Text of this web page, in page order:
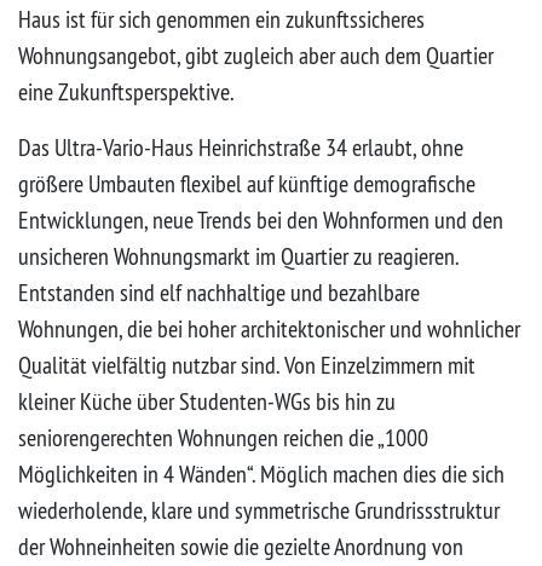
Haus ist für sich genommen ein zukunftssicheres
Wohnungsangebot, gibt zugleich aber auch dem Quartier
eine Zukunftsperspektive.
Das Ultra-Vario-Haus Heinrichstraße 34 erlaubt, ohne
größere Umbauten flexibel auf künftige demografische
Entwicklungen, neue Trends bei den Wohnformen und den
unsicheren Wohnungsmarkt im Quartier zu reagieren.
Entstanden sind elf nachhaltige und bezahlbare
Wohnungen, die bei hoher architektonischer und wohnlicher
Qualität vielfältig nutzbar sind. Von Einzelzimmern mit
kleiner Küche über Studenten-WGs bis hin zu
seniorengerechten Wohnungen reichen die „1000
Möglichkeiten in 4 Wänden“. Möglich machen dies die sich
wiederholende, klare und symmetrische Grundrissstruktur
der Wohneinheiten sowie die gezielte Anordnung von